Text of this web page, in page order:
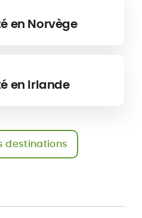
en Norvège
en Irlande
destinations